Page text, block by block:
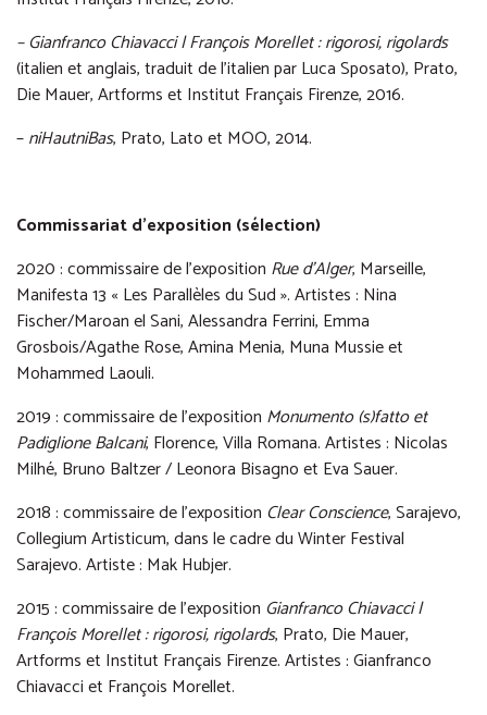
– Gianfranco Chiavacci | François Morellet : rigorosi, rigolards
(italien et anglais, traduit de l’italien par Luca Sposato), Prato,
Die Mauer, Artforms et Institut Français Firenze, 2016.
–niHautniBas, Prato, Lato et MOO, 2014.
Commissariat d’exposition (sélection)
2020 : commissaire de l’exposition Rue d’Alger, Marseille,
Manifesta 13 « Les Parallèles du Sud ». Artistes : Nina
Fischer/Maroan el Sani, Alessandra Ferrini, Emma
Grosbois/Agathe Rose, Amina Menia, Muna Mussie et
Mohammed Laouli.
2019 : commissaire de l’exposition Monumento (s)fatto et
Padiglione Balcani, Florence, Villa Romana. Artistes : Nicolas
Milhé, Bruno Baltzer / Leonora Bisagno et Eva Sauer.
2018 : commissaire de l’exposition Clear Conscience, Sarajevo,
Collegium Artisticum, dans le cadre du Winter Festival
Sarajevo. Artiste : Mak Hubjer.
2015 : commissaire de l’exposition Gianfranco Chiavacci |
François Morellet : rigorosi, rigolards, Prato, Die Mauer,
Artforms et Institut Français Firenze. Artistes : Gianfranco
Chiavacci et François Morellet.